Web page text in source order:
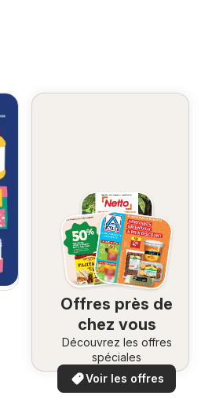
Offres près de
chez vous
Découvrez les offres
spéciales
Voir les offres